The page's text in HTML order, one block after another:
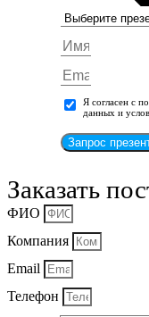
Я согласен с
данных и
Запрос
Заказать
ФИО
Компания
Email
Телефон